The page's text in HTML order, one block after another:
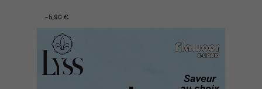
-5,90 €
-5,90 €